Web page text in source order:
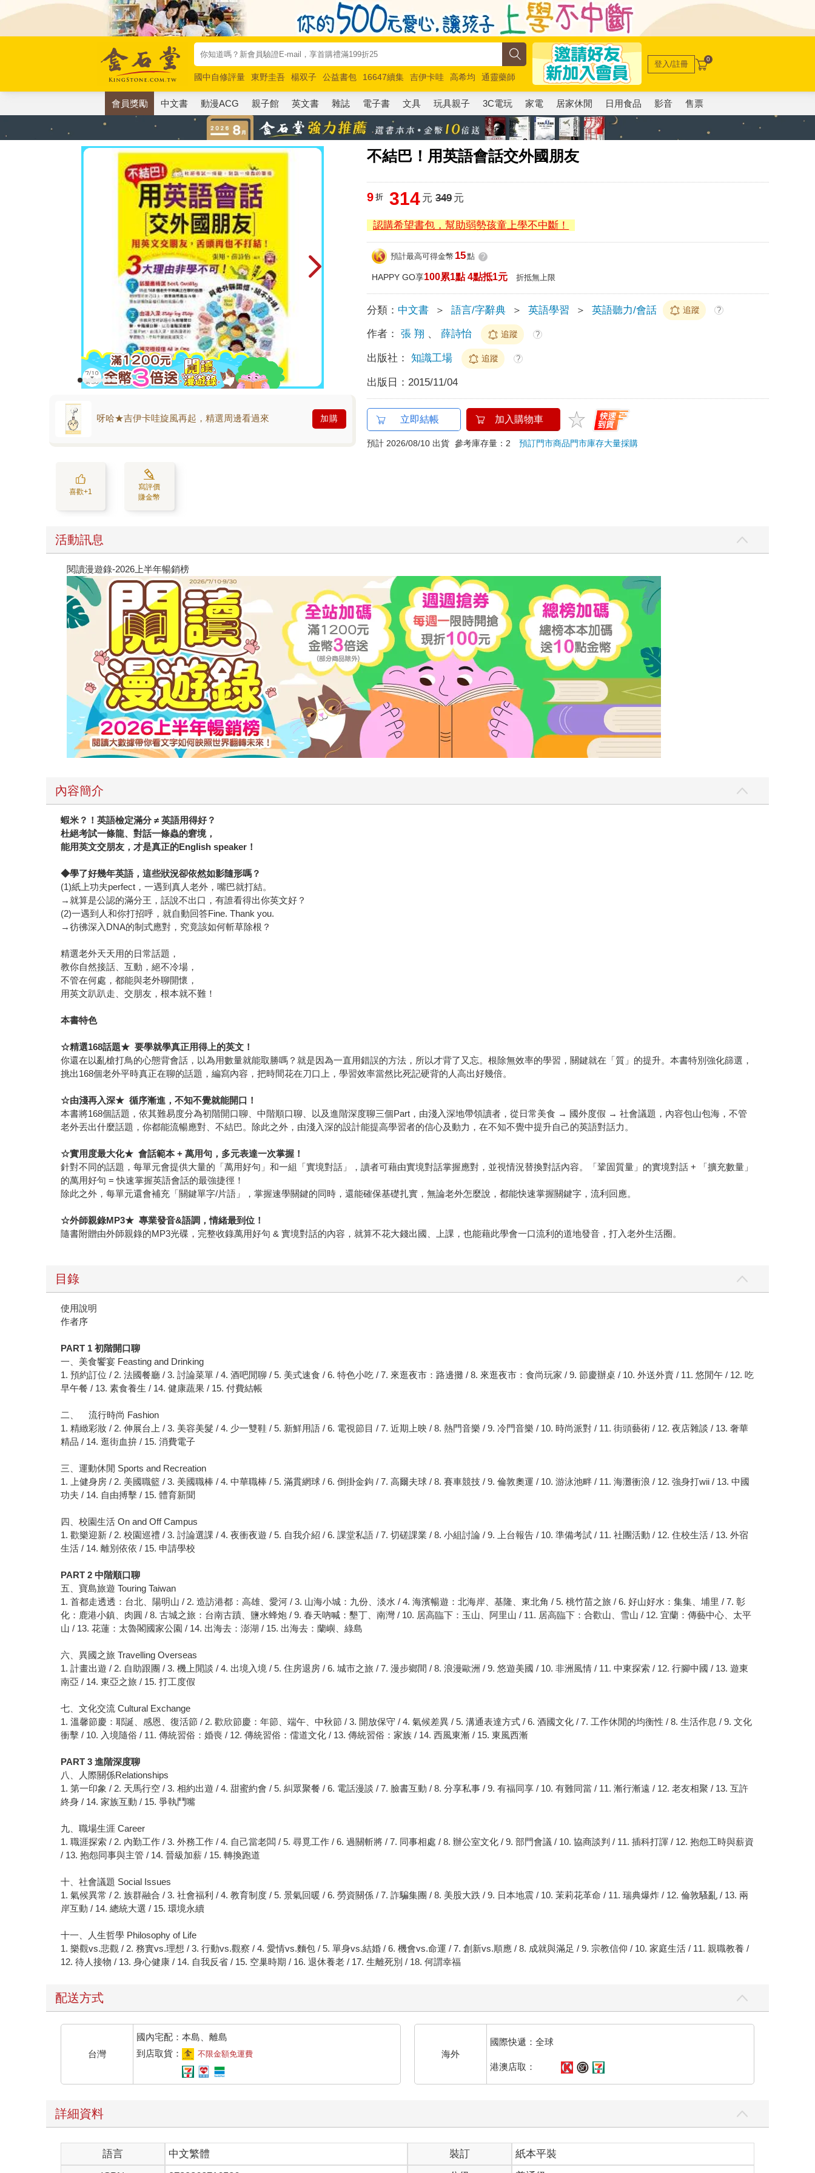
國中自修評量 東野圭吾 楊双子 公益書包 16647續集 吉伊卡哇 高希均
通靈藥師
唯紅花綻放
奧德賽 路邊攤新作 馬斯克 玩具總動員5 超慢跑
登入/註冊 0
會員獎勵 中文書 動漫ACG 親子館 英文書 雜誌 電子書 文具 玩具親子 3C電玩 家電 居家休閒 日用食品 影音 售票
不結巴！用英語會話交外國朋友
呀哈★吉伊卡哇旋風再起，精選周邊看過來 加購
喜歡+1
寫評價
賺金幣
9 折 314 元 349元
認購希望書包，幫助弱勢孩童上學不中斷！
預計最高可得金幣 15點 ?
HAPPY GO享100累1點 4點抵1元 折抵無上限
分類： 中文書 ＞ 語言/字辭典 ＞ 英語學習 ＞ 英語聽力/會話 追蹤 ?
作者： 張 翔 、薛詩怡 追蹤 ?
出版社： 知識工場 追蹤 ?
出版日： 2015/11/04
立即結帳 加入購物車
預計 2026/08/10 出貨 參考庫存量：2預訂門市商品門市庫存大量採購
活動訊息
閱讀漫遊錄-2026上半年暢銷榜
內容簡介
蝦米？！英語檢定滿分≠英語用得好？
杜絕考試一條龍、對話一條蟲的窘境，
能用英文交朋友，才是真正的English speaker ！
◆學了好幾年英語，這些狀況卻依然如影隨形嗎？
(1)紙上功夫perfect，一遇到真人老外，嘴巴就打結。
→就算是公認的滿分王，話說不出口，有誰看得出你英文好？
(2)一遇到人和你打招呼，就自動回答Fine. Thank you.
→彷彿深入DNA的制式應對，究竟該如何斬草除根？
精選老外天天用的日常話題，
教你自然接話、互動，絕不冷場，
不管在何處，都能與老外聊開懷，
用英文趴趴走、交朋友，根本就不難！
本書特色
☆精選168話題★ 要學就學真正用得上的英文！
你還在以亂槍打鳥的心態背會話，以為用數量就能取勝嗎？就是因為一直用錯誤的方法，所以才背了又忘。根除無效率的學習，關鍵就在「質」的提升。本書特別強化篩選，
挑出168個老外平時真正在聊的話題，編寫內容，把時間花在刀口上，學習效率當然比死記硬背的人高出好幾倍。
☆由淺再入深★ 循序漸進，不知不覺就能開口！
本書將168個話題，依其難易度分為初階開口聊、中階順口聊、以及進階深度聊三個Part，由淺入深地帶領讀者，從日常美食 → 國外度假 → 社會議題，內容包山包海，不管
老外丟出什麼話題，你都能流暢應對、不結巴。除此之外，由淺入深的設計能提高學習者的信心及動力，在不知不覺中提升自己的英語對話力。
☆實用度最大化★ 會話範本+萬用句，多元表達一次掌握！
針對不同的話題，每單元會提供大量的「萬用好句」和一組「實境對話」，讀者可藉由實境對話掌握應對，並視情況替換對話內容。「鞏固質量」的實境對話 + 「擴充數量」
的萬用好句 = 快速掌握英語會話的最強捷徑！
除此之外，每單元還會補充「關鍵單字/片語」，掌握速學關鍵的同時，還能確保基礎扎實，無論老外怎麼說，都能快速掌握關鍵字，流利回應。
☆外師親錄MP3★ 專業發音&語調，情緒最到位！
隨書附贈由外師親錄的MP3光碟，完整收錄萬用好句 & 實境對話的內容，就算不花大錢出國、上課，也能藉此學會一口流利的道地發音，打入老外生活圈。
目錄
使用說明
作者序
PART 1初階開口聊
一、美食饗宴 Feasting and Drinking
1. 預約訂位 / 2. 法國餐廳 / 3. 討論菜單 / 4. 酒吧閒聊 / 5. 美式速食 / 6. 特色小吃 / 7. 來逛夜市：路邊攤 / 8. 來逛夜市：食尚玩家 / 9. 節慶辦桌 / 10. 外送外賣 / 11. 悠閒午 / 12. 吃
早午餐 / 13. 素食養生 / 14. 健康蔬果 / 15. 付費結帳
二、 流行時尚 Fashion
1. 精緻彩妝 / 2. 伸展台上 / 3. 美容美髮 / 4. 少一雙鞋 / 5. 新鮮用語 / 6. 電視節目 / 7. 近期上映 / 8. 熱門音樂 / 9. 冷門音樂 / 10. 時尚派對 / 11. 街頭藝術 / 12. 夜店雜談 / 13. 奢華
精品 / 14. 逛街血拚 / 15. 消費電子
三、運動休閒 Sports and Recreation
1. 上健身房 / 2. 美國職籃 / 3. 美國職棒 / 4. 中華職棒 / 5. 滿貫網球 / 6. 倒掛金鉤 / 7. 高爾夫球 / 8. 賽車競技 / 9. 倫敦奧運 / 10. 游泳池畔 / 11. 海灘衝浪 / 12. 強身打wii / 13. 中國
功夫 / 14. 自由搏擊 / 15. 體育新聞
四、校園生活 On and Off Campus
1. 歡樂迎新 / 2. 校園巡禮 / 3. 討論選課 / 4. 夜衝夜遊 / 5. 自我介紹 / 6. 課堂私語 / 7. 切磋課業 / 8. 小組討論 / 9. 上台報告 / 10. 準備考試 / 11. 社團活動 / 12. 住校生活 / 13. 外宿
生活 / 14. 離別依依 / 15. 申請學校
PART 2中階順口聊
五、寶島旅遊 Touring Taiwan
1. 首都走透透：台北、陽明山 / 2. 造訪港都：高雄、愛河 / 3. 山海小城：九份、淡水 / 4. 海濱暢遊：北海岸、基隆、東北角 / 5. 桃竹苗之旅 / 6. 好山好水：集集、埔里 / 7. 彰
化：鹿港小鎮、肉圓 / 8. 古城之旅：台南古蹟、鹽水蜂炮 / 9. 春天吶喊：墾丁、南灣 / 10. 居高臨下：玉山、阿里山 / 11. 居高臨下：合歡山、雪山 / 12. 宜蘭：傳藝中心、太平
山 / 13. 花蓮：太魯閣國家公園 / 14. 出海去：澎湖 / 15. 出海去：蘭嶼、綠島
六、異國之旅 Travelling Overseas
1. 計畫出遊 / 2. 自助跟團 / 3. 機上閒談 / 4. 出境入境 / 5. 住房退房 / 6. 城市之旅 / 7. 漫步鄉間 / 8. 浪漫歐洲 / 9. 悠遊美國 / 10. 非洲風情 / 11. 中東探索 / 12. 行腳中國 / 13. 遊東
南亞 / 14. 東亞之旅 / 15. 打工度假
七、文化交流 Cultural Exchange
1. 溫馨節慶：耶誕、感恩、復活節 / 2. 歡欣節慶：年節、端午、中秋節 / 3. 開放保守 / 4. 氣候差異 / 5. 溝通表達方式 / 6. 酒國文化 / 7. 工作休閒的均衡性 / 8. 生活作息 / 9. 文化
衝擊 / 10. 入境隨俗 / 11. 傳統習俗：婚喪 / 12. 傳統習俗：儒道文化 / 13. 傳統習俗：家族 / 14. 西風東漸 / 15. 東風西漸
PART 3進階深度聊
八、人際關係Relationships
1. 第一印象 / 2. 天馬行空 / 3. 相約出遊 / 4. 甜蜜約會 / 5. 糾眾聚餐 / 6. 電話漫談 / 7. 臉書互動 / 8. 分享私事 / 9. 有福同享 / 10. 有難同當 / 11. 漸行漸遠 / 12. 老友相聚 / 13. 互許
終身 / 14. 家族互動 / 15. 爭執鬥嘴
九、職場生涯 Career
1. 職涯探索 / 2. 內勤工作 / 3. 外務工作 / 4. 自己當老闆 / 5. 尋覓工作 / 6. 過關斬將 / 7. 同事相處 / 8. 辦公室文化 / 9. 部門會議 / 10. 協商談判 / 11. 插科打諢 / 12. 抱怨工時與薪資
/ 13. 抱怨同事與主管 / 14. 晉級加薪 / 15. 轉換跑道
十、社會議題 Social Issues
1. 氣候異常 / 2. 族群融合 / 3. 社會福利 / 4. 教育制度 / 5. 景氣回暖 / 6. 勞資關係 / 7. 詐騙集團 / 8. 美股大跌 / 9. 日本地震 / 10. 茉莉花革命 / 11. 瑞典爆炸 / 12. 倫敦騷亂 / 13. 兩
岸互動 / 14. 總統大選 / 15. 環境永續
十一、人生哲學 Philosophy of Life
1. 樂觀vs.悲觀 / 2. 務實vs.理想 / 3. 行動vs.觀察 / 4. 愛情vs.麵包 / 5. 單身vs.結婚 / 6. 機會vs.命運 / 7. 創新vs.順應 / 8. 成就與滿足 / 9. 宗教信仰 / 10. 家庭生活 / 11. 親職教養 /
12. 待人接物 / 13. 身心健康 / 14. 自我反省 / 15. 空巢時期 / 16. 退休養老 / 17. 生離死別 / 18. 何謂幸福
配送方式
台灣
國內宅配：本島、離島
到店取貨：
不限金額免運費 海外
國際快遞：全球
港澳店取：
詳細資料
語言 中文繁體 裝訂
紙本平裝